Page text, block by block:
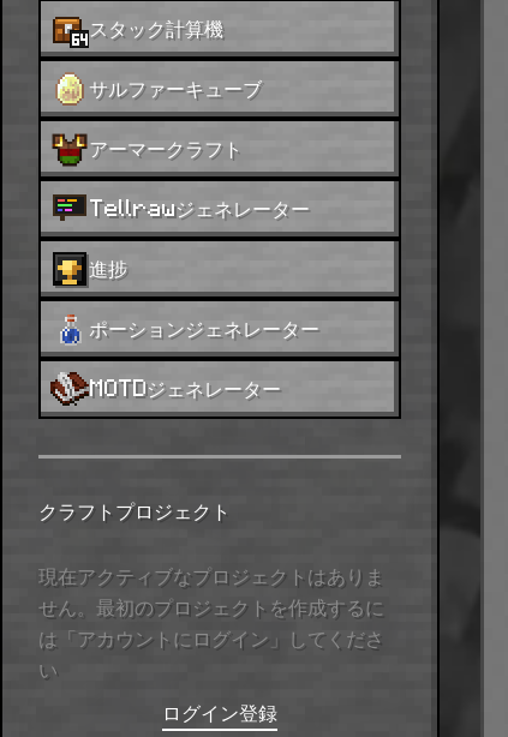
スタック計算機
サルファーキューブ
アーマークラフト
Tellrawジェネレーター
進捗
ポーションジェネレーター
MOTDジェネレーター
クラフトプロジェクト
現在アクティブなプロジェクトはありま
せん。最初のプロジェクトを作成するに
は「アカウントにログイン」してくださ
い
ログイン登録